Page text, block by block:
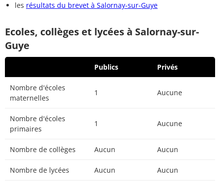
les résultats du brevet à Salornay-sur-Guye
Ecoles, collèges et lycées à Salornay-sur-
Guye
Publics Privés
Nombre d'écoles
maternelles
1 Aucune
Nombre d'écoles
primaires
1 Aucune
Nombre de collèges Aucun Aucun
Nombre de lycées Aucun Aucun